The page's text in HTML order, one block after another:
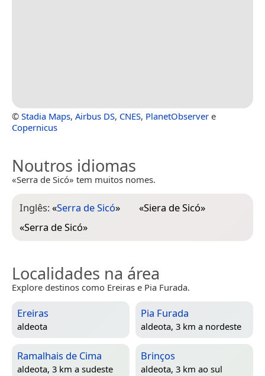
© Stadia Maps, Airbus DS, CNES, PlanetObserver e
Copernicus
Noutros idiomas
«Serra de Sicó» tem muitos nomes.
Inglês:«Serra de Sicó»
«Serra de Sicó»
«Siera de Sicó»
Localidades na área
Explore destinos como Ereiras e Pia Furada.
Ereiras
aldeota
Pia Furada
aldeota, 3 km a nordeste
Ramalhais de Cima
aldeota, 3 km a sudeste
Brinços
aldeota, 3 km ao sul